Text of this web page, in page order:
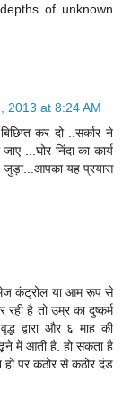
of unknown
2013 at 8:24 AM
कर दो ..सर्कार ने
...घोर निंदा का कार्य
जुड़ा...आपका यह प्रयास
डेमेज कंट्रोल या आम रूप से
है तो उम्र का दुष्कर्म
द्वारा और ६ माह की
में आती है. हो सकता है
पर कठोर से कठोर दंड